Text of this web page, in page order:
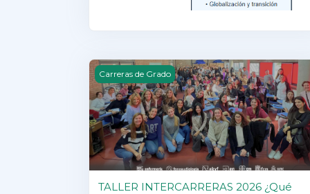
TALLER INTERCARRERAS 2026 ¿Qué
Carreras de Grado
TALLER INTERCARRERAS 2026 ¿Qué